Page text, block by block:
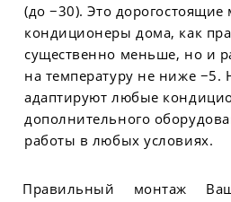
(до −30). Это
кондиционеры дома, как
существенно меньше, но и
на температуру не ниже −5.
адаптируют любые
дополнительного
работы в любых условиях.
Правильный монтаж